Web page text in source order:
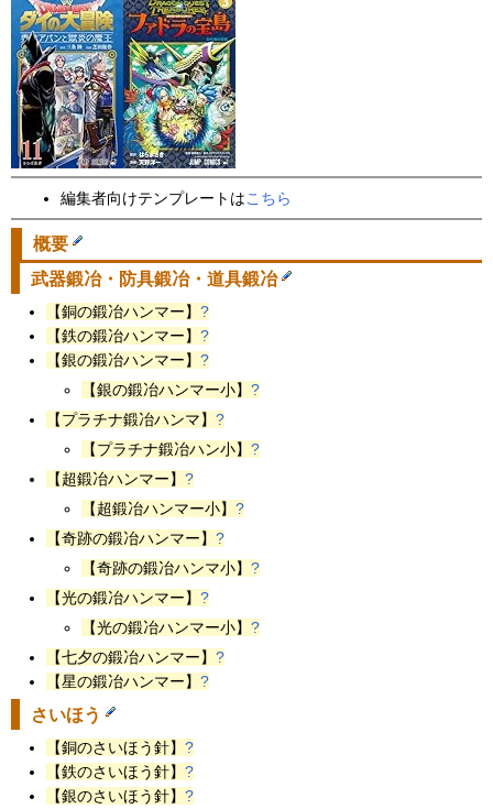
編集者向けテンプレートはこちら
概要
武器鍛冶・防具鍛冶・道具鍛冶
【銅の鍛冶ハンマー】 ?
【鉄の鍛冶ハンマー】 ?
【銀の鍛冶ハンマー】 ?
【銀の鍛冶ハンマー小】 ?
【プラチナ鍛冶ハンマ】 ?
【プラチナ鍛冶ハン小】 ?
【超鍛冶ハンマー】 ?
【超鍛冶ハンマー小】 ?
【奇跡の鍛冶ハンマー】 ?
【奇跡の鍛冶ハンマ小】 ?
【光の鍛冶ハンマー】 ?
【光の鍛冶ハンマー小】 ?
【七夕の鍛冶ハンマー】 ?
【星の鍛冶ハンマー】 ?
さいほう
【銅のさいほう針】 ?
【鉄のさいほう針】 ?
【銀のさいほう針】 ?